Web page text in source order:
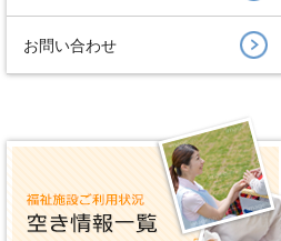
お問い合わせ